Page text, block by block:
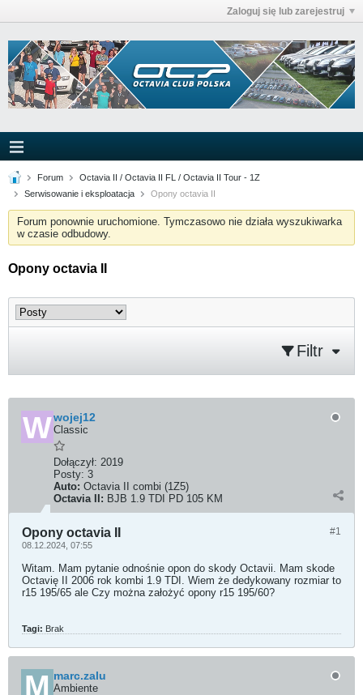
Zaloguj się lub zarejestruj
Forum
Octavia II / Octavia II FL / Octavia II Tour - 1Z
Serwisowanie i eksploatacja
Opony octavia II
Forum ponownie uruchomione. Tymczasowo nie działa wyszukiwarka
w czasie odbudowy.
Opony octavia II
Filtr
wojej12
Classic
Dołączył: 2019
Posty: 3
Auto: Octavia II combi (1Z5)
Octavia II: BJB 1.9 TDI PD 105 KM
#1
Opony octavia II
08.12.2024, 07:55
Witam. Mam pytanie odnośnie opon do skody Octavii. Mam skode
Octavię II 2006 rok kombi 1.9 TDI. Wiem że dedykowany rozmiar to
r15 195/65 ale Czy można założyć opony r15 195/60?
Tagi: Brak
marc.zalu
Ambiente